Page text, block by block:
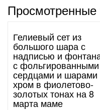
Гелиевый сет из
большого шара с
надписью и
с фольгированными
сердцами и шарами
хром в фиолетово-
золотых тонах на 8
марта маме